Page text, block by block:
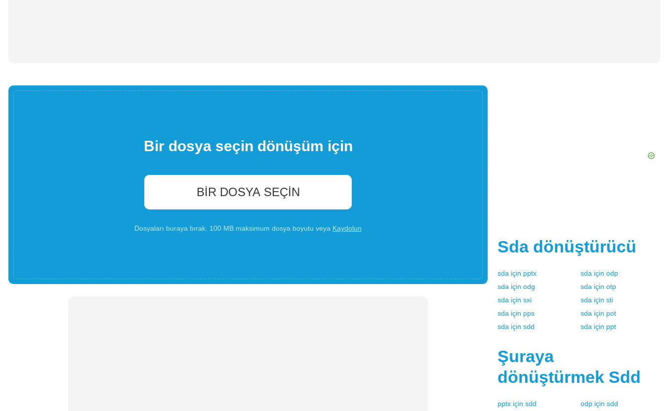
Bir dosya seçin dönüşüm için
BIR DOSYA SEÇIN
Dosyaları buraya bırak. 100 MB maksimum dosya boyutu veya Kaydolun
Sda dönüştürücü
sda için pptx sda için odp
sda için odg sda için otp
sda için sxi sda için sti
sda için pps sda için pot
sda için sdd sda için ppt
Şuraya
dönüştürmek Sdd
pptx için sdd odp için sdd